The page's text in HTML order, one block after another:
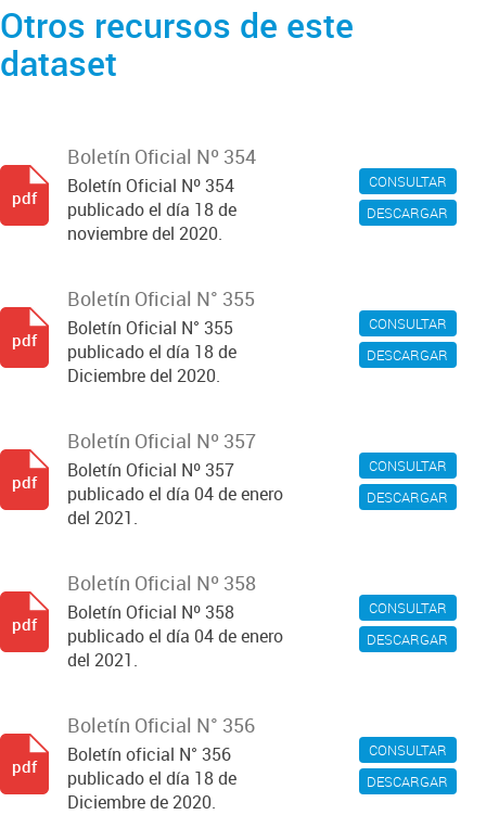
Otros recursos de este
dataset
CONSULTAR
DESCARGAR
Boletín Oficial Nº 354
Boletín Oficial Nº 354
publicado el día 18 de
noviembre del 2020.
pdf
CONSULTAR
DESCARGAR
Boletín Oficial N° 355
Boletín Oficial N° 355
publicado el día 18 de
Diciembre del 2020.
pdf
CONSULTAR
DESCARGAR
Boletín Oficial Nº 357
Boletín Oficial Nº 357
publicado el día 04 de enero
del 2021.
pdf
CONSULTAR
DESCARGAR
Boletín Oficial Nº 358
Boletín Oficial Nº 358
publicado el día 04 de enero
del 2021.
pdf
CONSULTAR
DESCARGAR
Boletín Oficial N° 356
Boletín oficial N° 356
publicado el día 18 de
Diciembre de 2020.
pdf